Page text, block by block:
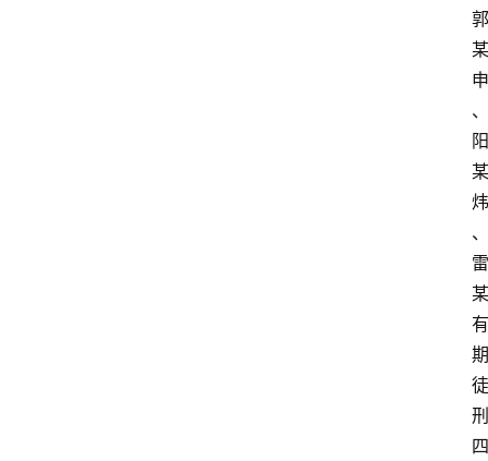
郭
某
申
、
阳
某
炜
、
雷
某
有
期
徒
刑
四